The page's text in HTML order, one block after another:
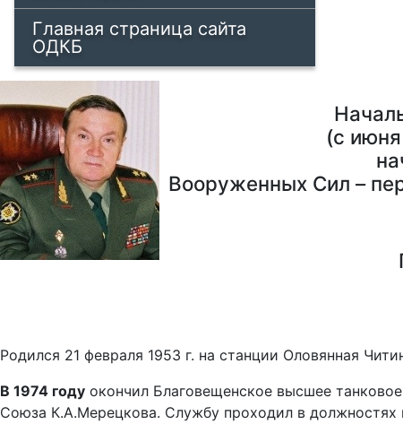
Главная страница сайта
ОДКБ
(с
Вооруженных Сил –
Родился 21 февраля 1953 г. на станции Оловянная
В 1974 году окончил Благовещенское высшее
Союза К.А.Мерецкова. Службу проходил в должностях